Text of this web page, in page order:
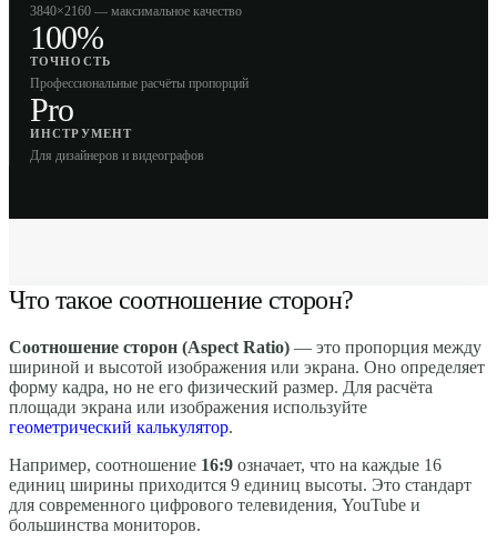
3840×2160 — максимальное качество
100%
ТОЧНОСТЬ
Профессиональные расчёты пропорций
Pro
ИНСТРУМЕНТ
Для дизайнеров и видеографов
Что такое соотношение сторон?
Соотношение сторон (Aspect Ratio) — это пропорция между
шириной и высотой изображения или экрана. Оно определяет
форму кадра, но не его физический размер. Для расчёта
площади экрана или изображения используйте
геометрический калькулятор.
Например, соотношение 16:9 означает, что на каждые 16
единиц ширины приходится 9 единиц высоты. Это стандарт
для современного цифрового телевидения, YouTube и
большинства мониторов.